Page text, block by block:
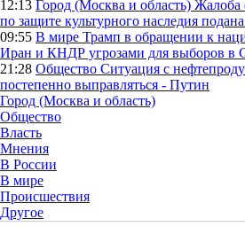
12:13 Город (Москва и область) Жалоба
по защите культурного наследия
09:55 В мире Трамп в обращении к
Иран и КНДР угрозами для выборов
21:28 Общество Ситуация с
постепенно выправляться - Путин
Город (Москва и область)
Общество
Власть
Мнения
В России
В мире
Происшествия
Другое